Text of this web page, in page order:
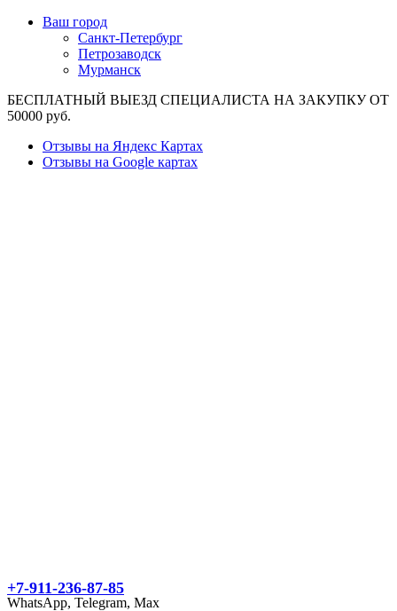
Ваш город
Санкт-Петербург
Петрозаводск
Мурманск
БЕСПЛАТНЫЙ ВЫЕЗД СПЕЦИАЛИСТА НА ЗАКУПКУ ОТ
50000 руб.
Отзывы на Яндекс Картах
Отзывы на Google картах
+7-911-236-87-85
WhatsApp, Telegram, Max